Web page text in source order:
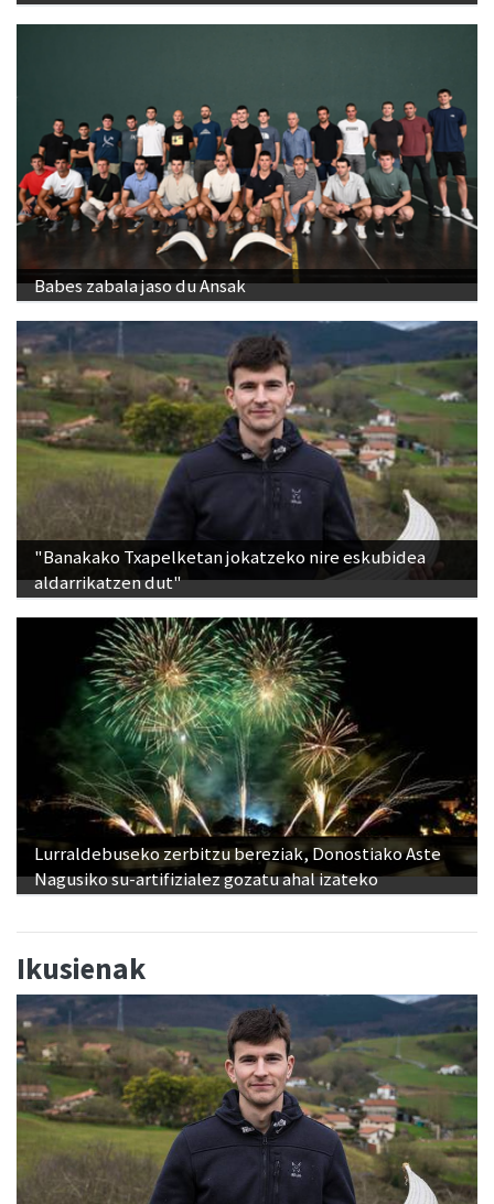
Babes zabala jaso du Ansak
"Banakako Txapelketan jokatzeko nire eskubidea
aldarrikatzen dut"
Lurraldebuseko zerbitzu bereziak, Donostiako Aste
Nagusiko su-artifizialez gozatu ahal izateko